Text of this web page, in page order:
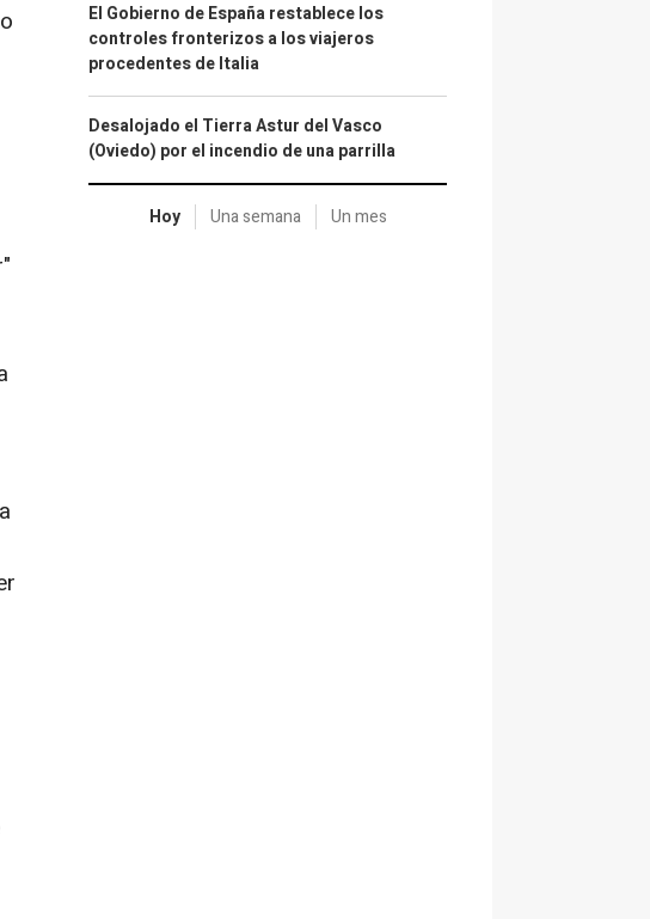
El Gobierno de España restablece los
controles fronterizos a los viajeros
procedentes de Italia
Desalojado el Tierra Astur del Vasco
(Oviedo) por el incendio de una parrilla
Hoy Una semana Un mes